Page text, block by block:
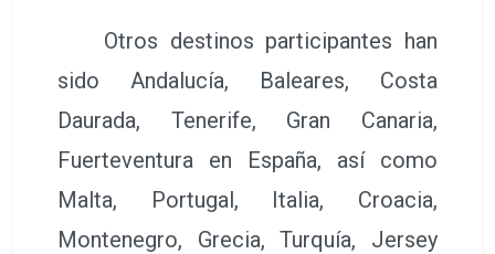
Otros destinos participantes han
sido Andalucía, Baleares, Costa
Daurada, Tenerife, Gran Canaria,
Fuerteventura en España, así como
Malta, Portugal, Italia, Croacia,
Montenegro, Grecia, Turquía, Jersey